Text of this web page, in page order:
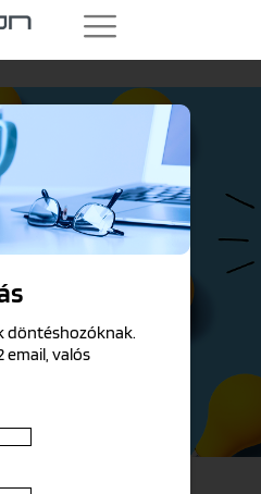
Verzióváltás
Central-ban
döntéshozóknak.
email, valós